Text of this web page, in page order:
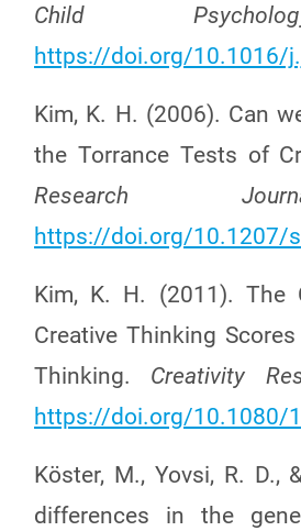
Child
https://doi.org/10.1016/
Kim, K. H. (2006). Can
the Torrance Tests of
Research
https://doi.org/10.1207/
Kim, K. H. (2011). The
Creative Thinking
Thinking. Creativity
https://doi.org/10.1080/
Köster, M., Yovsi, R. D.,
differences in the